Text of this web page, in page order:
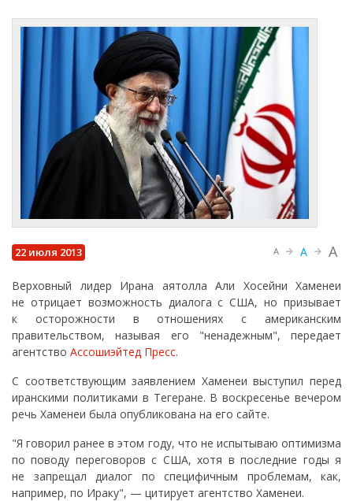
22 июля 2013 A A A
Верховный лидер Ирана аятолла Али Хосейни Хаменеи
не отрицает возможность диалога с США, но призывает
к осторожности в отношениях с американским
правительством, называя его "ненадежным", передает
агентство Ассошиэйтед Пресс.
С соответствующим заявлением Хаменеи выступил перед
иранскими политиками в Тегеране. В воскресенье вечером
речь Хаменеи была опубликована на его сайте.
"Я говорил ранее в этом году, что не испытываю оптимизма
по поводу переговоров с США, хотя в последние годы я
не запрещал диалог по специфичным проблемам, как,
например, по Ираку", — цитирует агентство Хаменеи.